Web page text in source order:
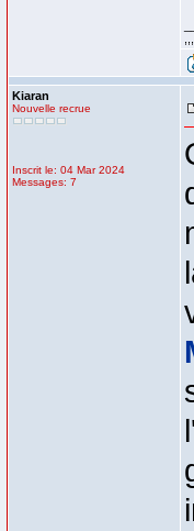
Kiaran
Nouvelle recrue
Inscrit le: 04 Mar 2024
Messages: 7